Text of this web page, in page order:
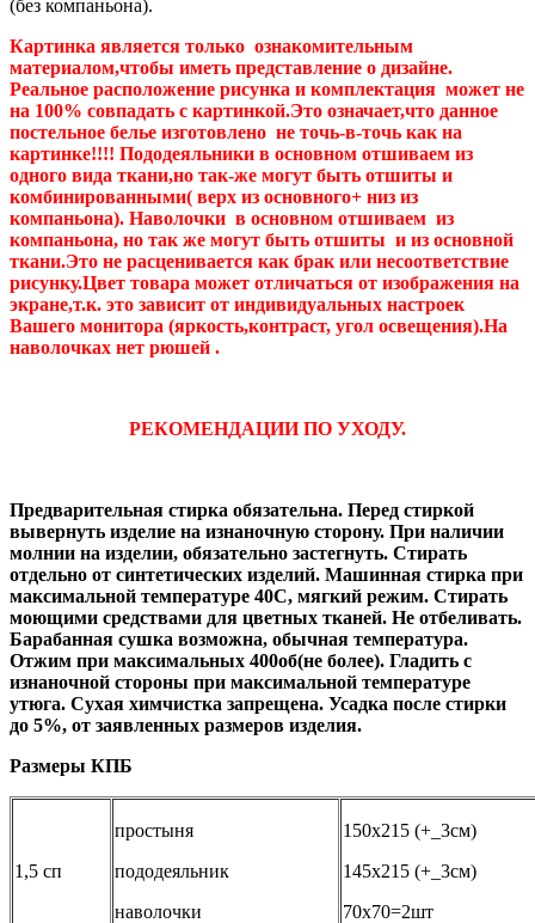
(без компаньона).
Картинка является только ознакомительным
материалом,чтобы иметь представление о дизайне.
Реальное расположение рисунка и комплектация может не
на 100% совпадать с картинкой.Это означает,что данное
постельное белье изготовлено не точь-в-точь как на
картинке!!!! Пододеяльники в основном отшиваем из
одного вида ткани,но так-же могут быть отшиты и
комбинированными( верх из основного+ низ из
компаньона). Наволочки в основном отшиваем из
компаньона, но так же могут быть отшиты и из основной
ткани.Это не расценивается как брак или несоответствие
рисунку.Цвет товара может отличаться от изображения на
экране,т.к. это зависит от индивидуальных настроек
Вашего монитора (яркость,контраст, угол освещения).На
наволочках нет рюшей .
РЕКОМЕНДАЦИИ ПО УХОДУ.
Предварительная стирка обязательна. Перед стиркой
вывернуть изделие на изнаночную сторону. При наличии
молнии на изделии, обязательно застегнуть. Стирать
отдельно от синтетических изделий. Машинная стирка при
максимальной температуре 40С, мягкий режим. Стирать
моющими средствами для цветных тканей. Не отбеливать.
Барабанная сушка возможна, обычная температура.
Отжим при максимальных 400об(не более). Гладить с
изнаночной стороны при максимальной температуре
утюга. Сухая химчистка запрещена. Усадка после стирки
до 5%, от заявленных размеров изделия.
Размеры КПБ
1,5 сп
простыня
пододеяльник
наволочки
150х215 (+_3см)
145х215 (+_3см)
70х70=2шт